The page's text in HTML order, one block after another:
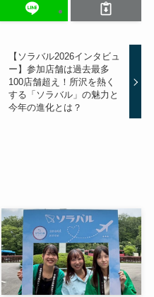
【ソラバル2026インタビュ
ー】参加店舗は過去最多
100店舗超え！所沢を熱く
する「ソラバル」の魅力と
今年の進化とは？